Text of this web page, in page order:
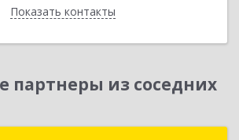
Показать контакты
Назад
из соседних